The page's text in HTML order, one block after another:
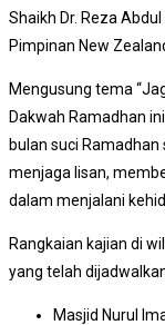
Shaikh Dr. Reza
Pimpinan New
Mengusung tema
Dakwah Ramadhan
bulan suci
menjaga lisan,
dalam menjalani
Rangkaian kajian di
yang telah
Masjid Nurul